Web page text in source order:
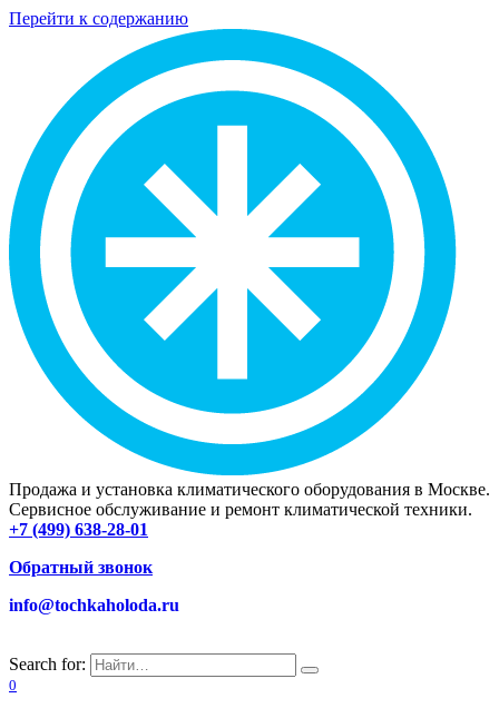
Перейти к содержанию
Продажа и установка климатического оборудования в Москве.
Сервисное обслуживание и ремонт климатической техники.
+7 (499) 638-28-01
Обратный звонок
info@tochkaholoda.ru
Search for:
0